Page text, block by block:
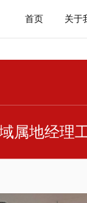
首页 关于
属地经理